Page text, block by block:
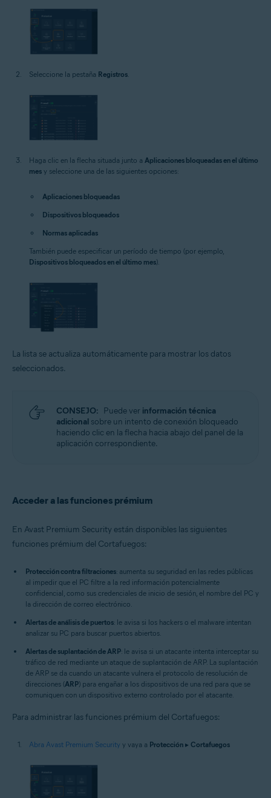
Seleccione la pestaña Registros
Haga clic en la flecha situada junto a Aplicaciones bloqueadas en el último
mes y seleccione una de las siguientes opciones:
Aplicaciones bloqueadas
Dispositivos bloqueados
Normas aplicadas
También puede especificar un período de tiempo (por ejemplo,
Dispositivos bloqueados en el último mes).
La lista se actualiza automáticamente para mostrar los datos
seleccionados.
CONSEJO: Puede ver información técnica
adicional sobre un intento de conexión bloqueado
haciendo clic en la flecha hacia abajo del panel de la
aplicación correspondiente.
Acceder a las funciones prémium
En Avast Premium Security están disponibles las siguientes
funciones prémium del Cortafuegos:
Protección contra filtraciones: aumenta su seguridad en las redes públicas
al impedir que el PC filtre a la red información potencialmente
confidencial, como sus credenciales de inicio de sesión, el nombre del PC y
la dirección de correo electrónico.
Alertas de análisis de puertos: le avisa si los hackers o el malware intentan
analizar su PC para buscar puertos abiertos.
Alertas de suplantación de ARP: le avisa si un atacante intenta interceptar su
tráfico de red mediante un ataque de suplantación de ARP. La suplantación
de ARP se da cuando un atacante vulnera el protocolo de resolución de
direcciones (ARP) para engañar a los dispositivos de una red para que se
comuniquen con un dispositivo externo controlado por el atacante.
Para administrar las funciones prémium del Cortafuegos:
Abra Avast Premium Security y vaya a Protección ▸ Cortafuegos